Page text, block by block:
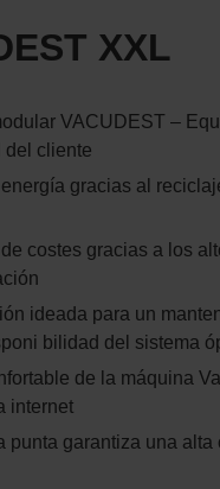
XXL
VACUDEST –
del cliente
gracias al
costes gracias a los
ideada para un
bilidad del sistema
de la máquina
internet
punta garantiza una alta